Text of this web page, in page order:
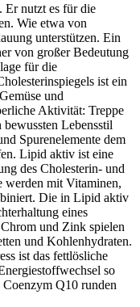
Er nutzt es für die
Wie etwa von
unterstützen. Ein
von großer Bedeutung
für die
ist ein
und
Aktivität: Treppe
Lebensstil
Spurenelemente dem
Lipid aktiv ist eine
des Cholesterin- und
werden mit Vitaminen,
Die in Lipid aktiv
eines
und Zink spielen
und Kohlenhydraten.
ist das fettlösliche
so
Q10 runden